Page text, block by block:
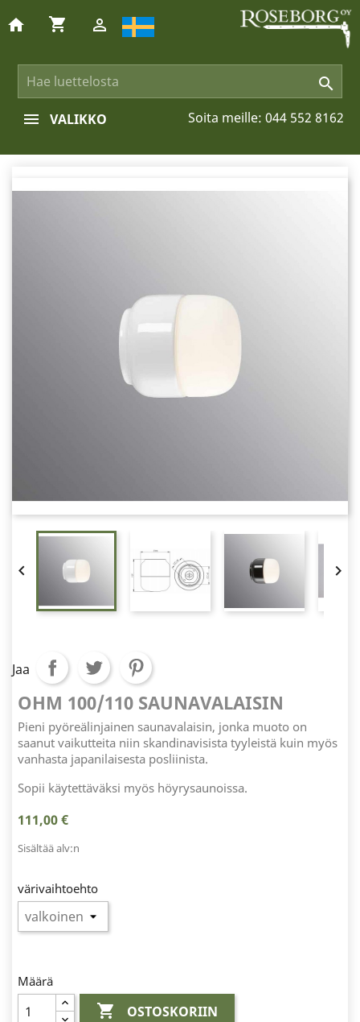

home shopping_cart 
Soita meille: 044 552 8162
VALIKKO
 
Jaa
OHM 100/110 SAUNAVALAISIN
Pieni pyöreälinjainen saunavalaisin, jonka muoto on
saanut vaikutteita niin skandinavisista tyyleistä kuin myös
vanhasta japanilaisesta posliinista.
Sopii käytettäväksi myös höyrysaunoissa.
111,00 €
Sisältää alv:n
värivaihtoehto
Määrä
 OSTOSKORIIN